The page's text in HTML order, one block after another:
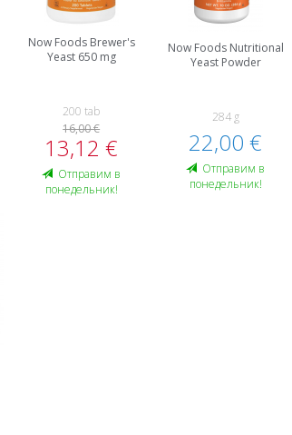
Now Foods Brewer's
Yeast 650 mg
200 tab
16,00 €
13,12 €
Oтправим в
понедельник!
Now Foods Nutritional
Yeast Powder
284 g
22,00 €
Oтправим в
понедельник!